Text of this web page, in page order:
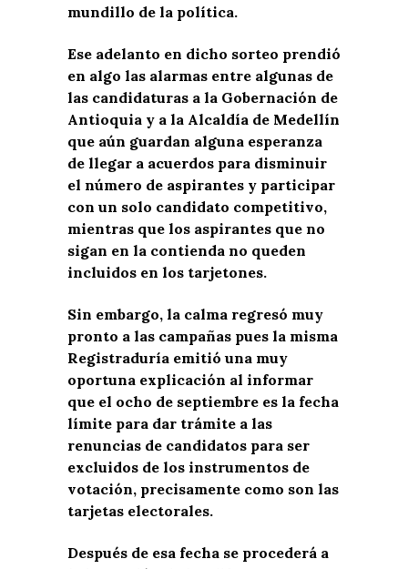
mundillo de la política.
Ese adelanto en dicho sorteo prendió
en algo las alarmas entre algunas de
las candidaturas a la Gobernación de
Antioquia y a la Alcaldía de Medellín
que aún guardan alguna esperanza
de llegar a acuerdos para disminuir
el número de aspirantes y participar
con un solo candidato competitivo,
mientras que los aspirantes que no
sigan en la contienda no queden
incluidos en los tarjetones.
Sin embargo, la calma regresó muy
pronto a las campañas pues la misma
Registraduría emitió una muy
oportuna explicación al informar
que el ocho de septiembre es la fecha
límite para dar trámite a las
renuncias de candidatos para ser
excluidos de los instrumentos de
votación, precisamente como son las
tarjetas electorales.
Después de esa fecha se procederá a